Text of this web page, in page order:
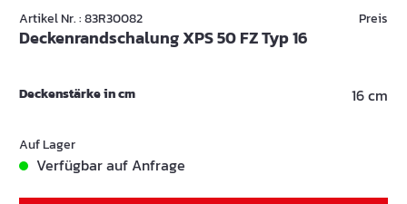
Artikel Nr. : 83R30082
Deckenrandschalung XPS 50 FZ Typ 16
Preis
Deckenstärke in cm 16 cm
Auf Lager
Verfügbar auf Anfrage